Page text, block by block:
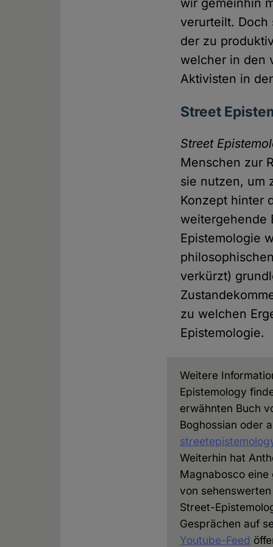
wir gemeinhin
verurteilt. Doch
der zu
welcher in den
Aktivisten in
Street
Street
Menschen zur
sie nutzen, um
Konzept hinter
weitergehende
Epistemologie
verkürzt)
zu welchen
Epistemologie.
Weitere
Epistemology
erwähnten Buch
Boghossian oder
Weiterhin hat
Magnabosco eine
von
Street-
Gesprächen auf
Youtube-Feed